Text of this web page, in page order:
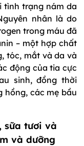
tình trạng nám da
nhân là do
trong máu đã
– một hợp chất
tóc, mắt và da và
động của tia cực
sinh, đồng thời
hồng, các mẹ bầu
sữa tươi và
và dưỡng